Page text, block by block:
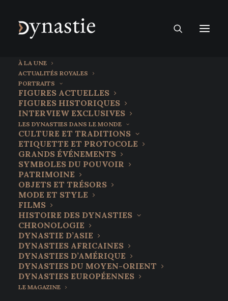
À LA UNE
ACTUALITÉS ROYALES
PORTRAITS
FIGURES ACTUELLES
FIGURES HISTORIQUES
INTERVIEW EXCLUSIVES
LES DYNASTIES DANS LE MONDE
CULTURE ET TRADITIONS
ETIQUETTE ET PROTOCOLE
GRANDS ÉVÉNEMENTS
SYMBOLES DU POUVOIR
PATRIMOINE
OBJETS ET TRÉSORS
MODE ET STYLE
FILMS
HISTOIRE DES DYNASTIES
CHRONOLOGIE
DYNASTIE D’ASIE
DYNASTIES AFRICAINES
DYNASTIES D’AMÉRIQUE
DYNASTIES DU MOYEN-ORIENT
DYNASTIES EUROPÉENNES
LE MAGAZINE
14 novembre 2025
Elisabeth Vigée Le Brun,
l’élégance d’un siècle finissant